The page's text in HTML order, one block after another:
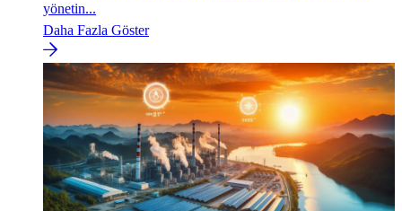
yönetin...
Daha Fazla Göster